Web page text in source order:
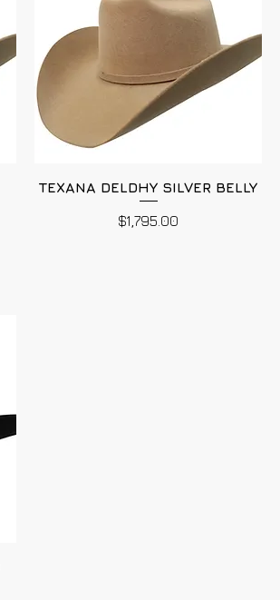
TEXANA DELDHY SILVER BELLY
Precio
$1,795.00